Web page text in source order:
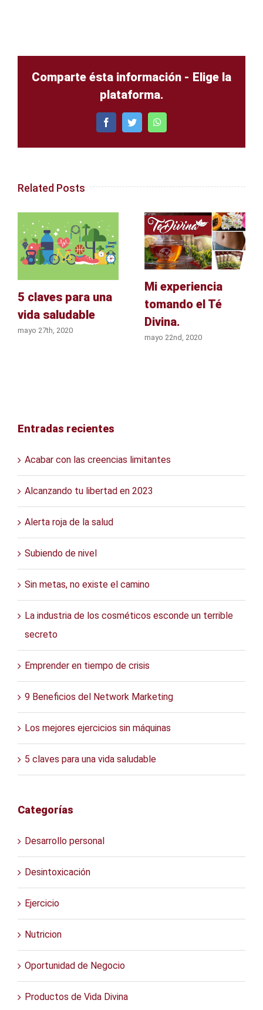
Comparte ésta información - Elige la
plataforma.
FacebookTwitterWhatsApp
Related Posts
5 claves para una
vida saludable
mayo 27th, 2020
Mi experiencia
tomando el Té
Divina.
mayo 22nd, 2020
Entradas recientes
Acabar con las creencias limitantes
Alcanzando tu libertad en 2023
Alerta roja de la salud
Subiendo de nivel
Sin metas, no existe el camino
La industria de los cosméticos esconde un terrible
secreto
Emprender en tiempo de crisis
9 Beneficios del Network Marketing
Los mejores ejercicios sin máquinas
5 claves para una vida saludable
Categorías
Desarrollo personal
Desintoxicación
Ejercicio
Nutricion
Oportunidad de Negocio
Productos de Vida Divina